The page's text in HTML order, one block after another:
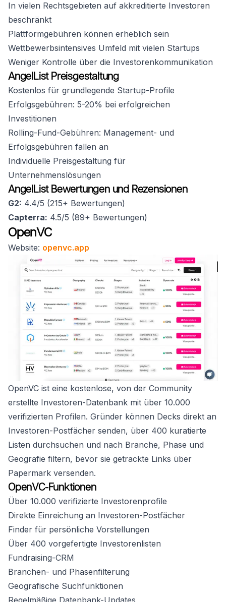
In vielen Rechtsgebieten auf akkreditierte Investoren
beschränkt
Plattformgebühren können erheblich sein
Wettbewerbsintensives Umfeld mit vielen Startups
Weniger Kontrolle über die Investorenkommunikation
AngelList Preisgestaltung
Kostenlos für grundlegende Startup-Profile
Erfolgsgebühren: 5-20% bei erfolgreichen
Investitionen
Rolling-Fund-Gebühren: Management- und
Erfolgsgebühren fallen an
Individuelle Preisgestaltung für
Unternehmenslösungen
AngelList Bewertungen und Rezensionen
G2: 4.4/5 (215+ Bewertungen)
Capterra: 4.5/5 (89+ Bewertungen)
OpenVC
Website: openvc.app
OpenVC ist eine kostenlose, von der Community
erstellte Investoren-Datenbank mit über 10.000
verifizierten Profilen. Gründer können Decks direkt an
Investoren-Postfächer senden, über 400 kuratierte
Listen durchsuchen und nach Branche, Phase und
Geografie filtern, bevor sie getrackte Links über
Papermark versenden.
OpenVC-Funktionen
Über 10.000 verifizierte Investorenprofile
Direkte Einreichung an Investoren-Postfächer
Finder für persönliche Vorstellungen
Über 400 vorgefertigte Investorenlisten
Fundraising-CRM
Branchen- und Phasenfilterung
Geografische Suchfunktionen